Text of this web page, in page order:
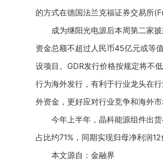
的方式在德国法兰克福证券交易所
成为继阳光电源后本周第二家披
资金总额不超过人民币45亿元或等
设项目。GDR发行价格按规定将不
行为海外发行，有利于行业龙头在
外资金，更好应对行业竞争和海外
今年上半年，晶科能源组件出货
占比约71%，同期实现归母净利润12
本文源自：金融界